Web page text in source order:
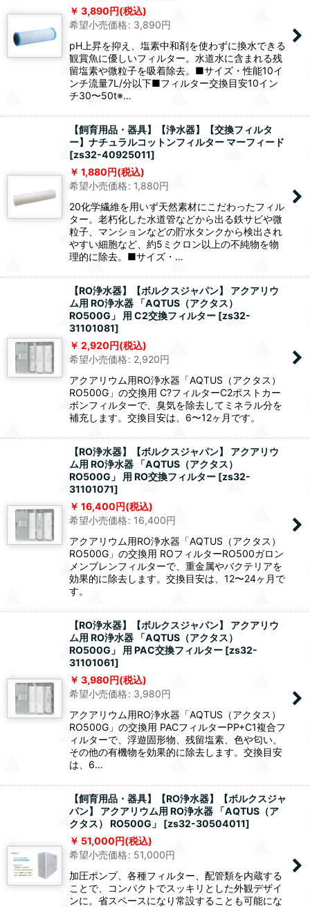
3,890円(税込)
希望小売価格: 3,890円
pH上昇を抑え、塩素中和剤を使わずに換水できる
観賞魚に優しいフィルター。水道水に含まれる残
留塩素や微粒子を吸着除去。■サイズ・性能10イ
ンチ流量7L/分以下■フィルター交換目安10イン
チ30〜50t※…
【飼育用品・器具】【浄水器】【交換フィルタ
ー】ナチュラルコットンフィルター マーフィード
[zs32-40925011]
1,880円(税込)
希望小売価格: 1,880円
20化学繊維を用いず天然素材にこだわったフィル
ター。老朽化した水道管などから出る鉄サビや微
粒子、マンションなどの貯水タンクから検出され
やすい細胞など、約5ミクロン以上の不純物を物
理的に除去。■サイズ・…
【RO浄水器】【ボルクスジャパン】 アクアリウ
ム用 RO浄水器 「AQTUS（アクタス）
RO500G」 用 C2交換フィルター [zs32-
31101081]
2,920円(税込)
希望小売価格: 2,920円
アクアリウム用RO浄水器「AQTUS（アクタス）
RO500G」の交換用 C?フィルターC2ポストカー
ボンフィルターで、臭気を除去してミネラル分を
補充します。交換目安は、6〜12ヶ月です。
【RO浄水器】【ボルクスジャパン】 アクアリウ
ム用 RO浄水器 「AQTUS（アクタス）
RO500G」 用 RO交換フィルター [zs32-
31101071]
16,400円(税込)
希望小売価格: 16,400円
アクアリウム用RO浄水器「AQTUS（アクタス）
RO500G」の交換用 ROフィルターRO500ガロン
メンブレンフィルターで、重金属やバクテリアを
効果的に除去します。交換目安は、12〜24ヶ月で
す。
【RO浄水器】【ボルクスジャパン】 アクアリウ
ム用 RO浄水器 「AQTUS（アクタス）
RO500G」 用 PAC交換フィルター [zs32-
31101061]
3,980円(税込)
希望小売価格: 3,980円
アクアリウム用RO浄水器「AQTUS（アクタス）
RO500G」の交換用 PACフィルターPP+C1複合フ
ィルターで、浮遊固形物、残留塩素、色や匂い、
その他の有機物を効果的に除去します。交換目安
は、6…
【飼育用品・器具】【RO浄水器】【ボルクスジャ
パン】 アクアリウム用 RO浄水器 「AQTUS（ア
クタス） RO500G」
[zs32-30504011]
51,000円(税込)
希望小売価格: 51,000円
加圧ポンプ、各種フィルター、配管類を内蔵する
ことで、コンパクトでスッキリとした外観デザイ
ンに。省スペースになり常設することも可能にな